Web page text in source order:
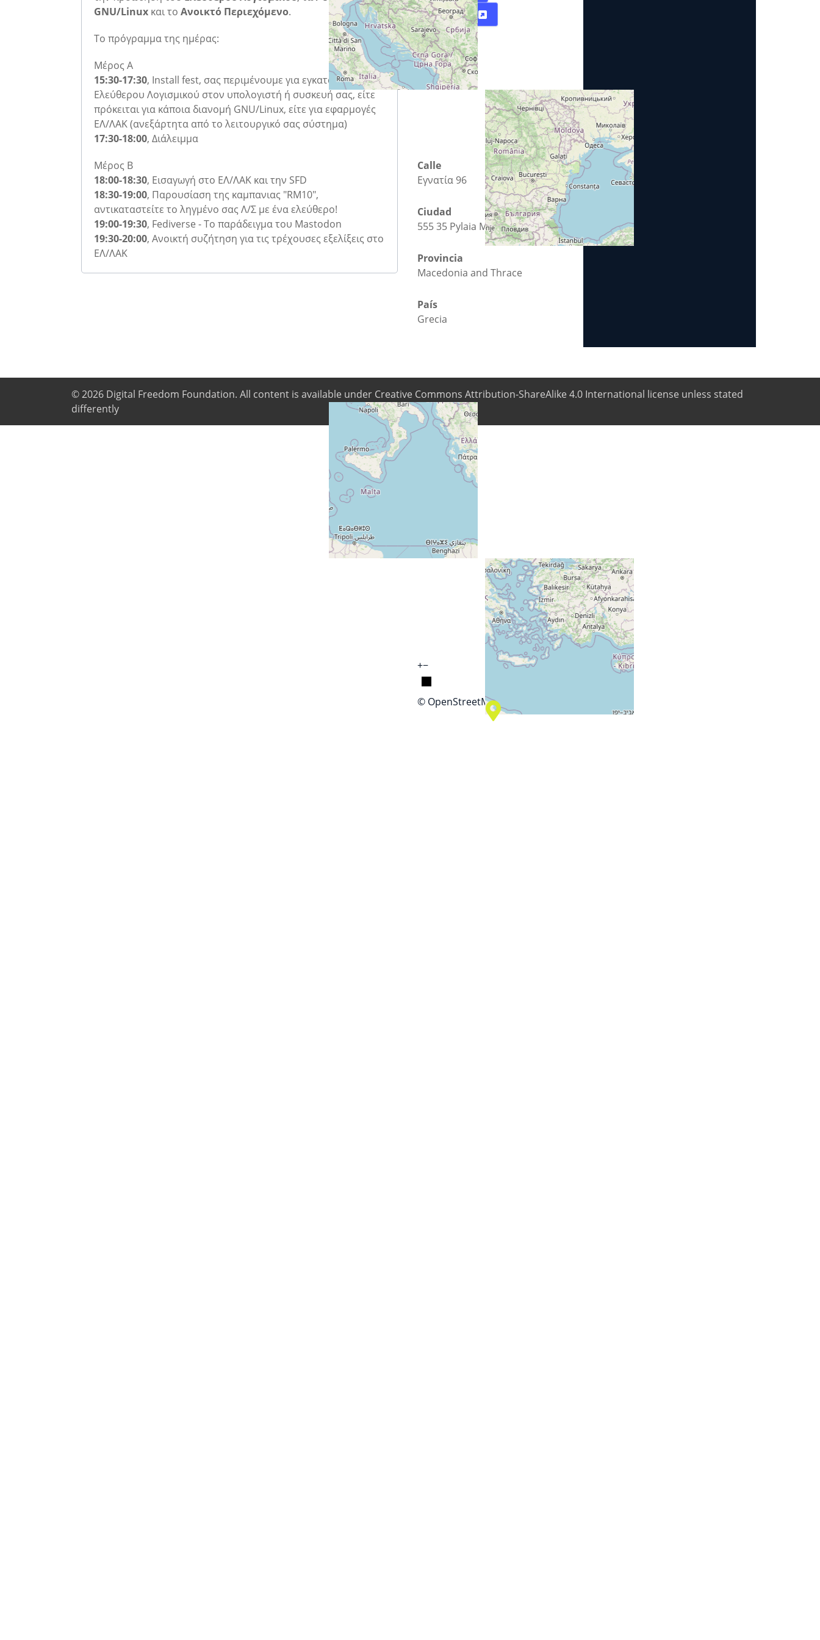
GNU/Linux και το Ανοικτό Περιεχόμενο.
To πρόγραμμα της ημέρας:
Μέρος Α
15:30-17:30, Ιnstall fest, σας περιμένουμε για εγκατάσταση
Ελεύθερου Λογισμικού στον υπολογιστή ή συσκευή σας, είτε
πρόκειται για κάποια διανομή GNU/Linux, είτε για εφαρμογές
ΕΛ/ΛΑΚ (ανεξάρτητα από το λειτουργικό σας σύστημα)
17:30-18:00, Διάλειμμα
Μέρος Β
18:00-18:30, Εισαγωγή στο ΕΛ/ΛΑΚ και την SFD
18:30-19:00, Παρουσίαση της καμπανιας "RM10",
αντικαταστείτε το ληγμένο σας Λ/Σ με ένα ελεύθερο!
19:00-19:30, Fediverse - Το παράδειγμα του Mastodon
19:30-20:00, Ανοικτή συζήτηση για τις τρέχουσες εξελίξεις στο
ΕΛ/ΛΑΚ
Directions
+−
© OpenStreetMap
Calle
Εγνατία 96
Ciudad
555 35 Pylaia Municipal Unit
Provincia
Macedonia and Thrace
País
Grecia
© 2026 Digital Freedom Foundation. All content is available under Creative Commons Attribution-ShareAlike 4.0 International license unless stated
differently